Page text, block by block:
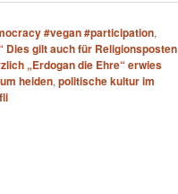
#vegan #participation,
Dies gilt auch für Religionsposten
„Erdogan die Ehre“ erwies
heiden, politische kultur im